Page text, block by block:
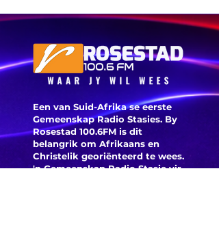
Bela: Die
regulasies
nie
aan nie
Een van Suid-Afrika se eerste
Gemeenskap Radio Stasies. By
Rosestad 100.6FM is dit
belangrik om Afrikaans en
Christelik georiënteerd te wees.
'n Gemeenskap Radio Stasie vir